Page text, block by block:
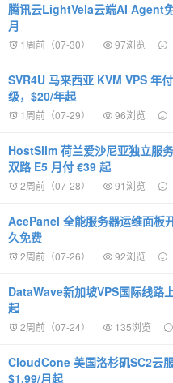
腾讯云LightVela云端AI Agent
月
1周前（07-30） 97浏览
SVR4U 马来西亚 KVM VPS 年
级，$20/年起
1周前（07-29） 96浏览
HostSlim 荷兰爱沙尼亚独立服
双路 E5 月付 €39 起
2周前（07-28） 91浏览
AcePanel 全能服务器运维面板
久免费
2周前（07-26） 92浏览
DataWave新加坡VPS国际线路
起
2周前（07-24） 135浏览
CloudCone 美国洛杉矶SC2云
$1.99/月起